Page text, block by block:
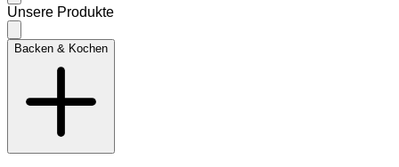
Unsere Produkte
Backen & Kochen